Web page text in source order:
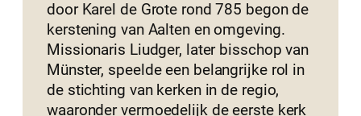
door Karel de Grote rond 785 begon de
kerstening van Aalten en omgeving.
Missionaris Liudger, later bisschop van
Münster, speelde een belangrijke rol in
de stichting van kerken in de regio,
waaronder vermoedelijk de eerste kerk